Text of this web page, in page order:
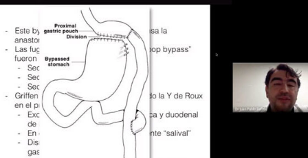
CIRUGÍA BARIÁTRICA – 13 DE MAYO DE
2020 – COPIAPÓ
Capítulos Regionales